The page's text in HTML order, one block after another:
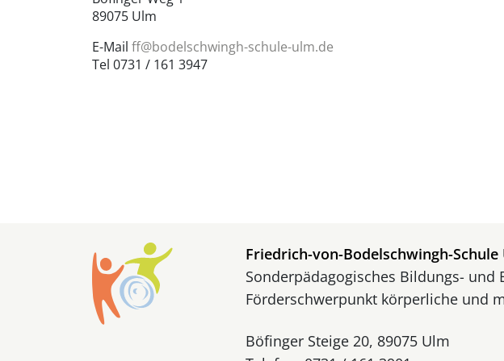
89075 Ulm
E-Mail ff@bodelschwingh-schule-ulm.de
Tel 0731 / 161 3947
Friedrich-von-Bodelschwingh-Schule
Sonderpädagogisches Bildungs- und
Förderschwerpunkt körperliche und
Böfinger Steige 20, 89075 Ulm